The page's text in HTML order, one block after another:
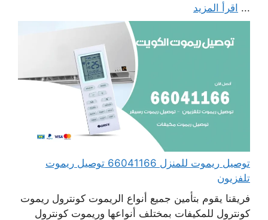
... اقرأ المزيد
توصيل ريموت للمنزل 66041166 توصيل ريموت
تلفزيون
فريقنا يقوم بتأمين جميع أنواع الريموت كونترول ريموت
كونترول للمكيفات بمختلف أنواعها وريموت كونترول